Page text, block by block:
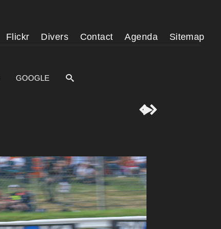
Flickr Divers Contact Agenda Sitemap
GOOGLE
